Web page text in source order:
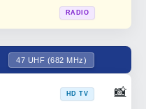
RADIO
47 UHF (682 MHz)
HD TV 📸